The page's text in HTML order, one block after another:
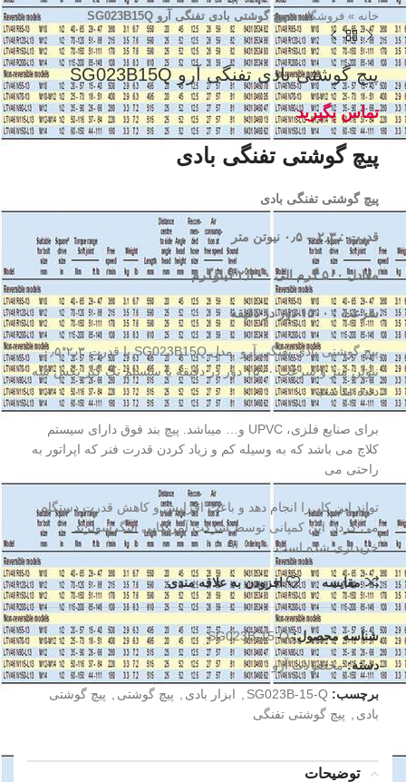
خانه » فروشگاه»پیچ گوشتی بادی تفنگی آرو SG023B15Q
پیچ گوشتی بادی تفنگی آرو SG023B15Q
پیچ گوشتی تفنگی بادی
پیچ گوشتی تفنگی بادی
قدرت : ۲٫۳ – ۰٫۵ نیوتن متر
معادل ۵۰۰ گرم الی ۲٫۳۰۰ کیلوگرم
سرعت : ۱۵۰۰ دور در دقیقه
پیچ گوشتی بادی تفنگی آرو مدل SG023B15Q با قدرت ۲٫۳*۰٫۵
نیوتن متر و سرعت ۱۵۰۰ دور در دقیقه با سیستم تک گیر بکس سه
دنده مناسب
برای صنایع فلزی، UPVC و… میباشد. پیچ بند فوق دارای سیستم
کلاچ می باشد که به وسیله کم و زیاد کردن قدرت فنر که اپراتور به
راحتی می
تواند این کار را انجام دهد و باعث افزایش و کاهش قدرت دستگاه
می گردد. این کمپانی توسط شرکت آمریکایی اینگرسولرند
خریداری شده است.
مقايسه افزودن به علاقه مندی
شناسه محصول:SG023B-15-Q
دسته: محصولات آرو
برچسب: SG023B-15-Q ابزار بادی پیچ گوشتی
پیچ گوشتی
بادی
پیچ گوشتی تفنگی
توضیحات